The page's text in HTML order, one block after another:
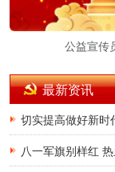
公益宣传
最新资讯
切实提高做好新时